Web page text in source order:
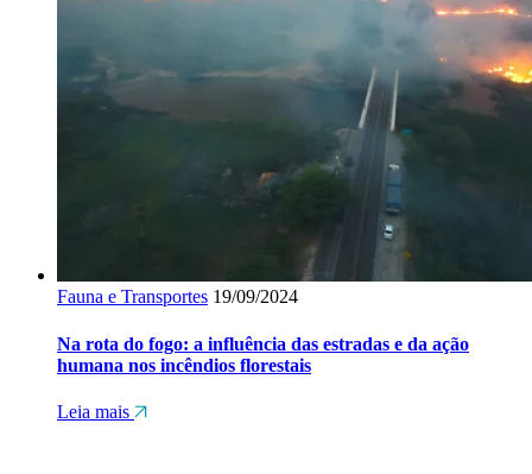
Fauna e Transportes 19/09/2024
Na rota do fogo: a influência das estradas e da ação
humana nos incêndios florestais
Leia mais